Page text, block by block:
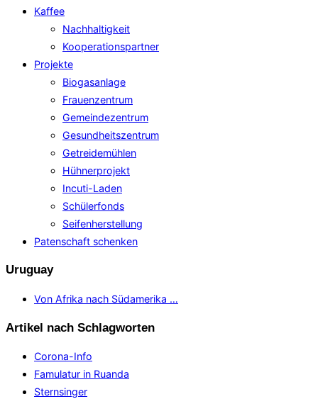
Kaffee
Nachhaltigkeit
Kooperationspartner
Projekte
Biogasanlage
Frauenzentrum
Gemeindezentrum
Gesundheitszentrum
Getreidemühlen
Hühnerprojekt
Incuti-Laden
Schülerfonds
Seifenherstellung
Patenschaft schenken
Uruguay
Von Afrika nach Südamerika …
Artikel nach Schlagworten
Corona-Info
Famulatur in Ruanda
Sternsinger